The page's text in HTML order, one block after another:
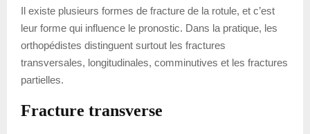
Il existe plusieurs formes de fracture de la rotule, et c’est
leur forme qui influence le pronostic. Dans la pratique, les
orthopédistes distinguent surtout les fractures
transversales, longitudinales, comminutives et les fractures
partielles.
Fracture transverse